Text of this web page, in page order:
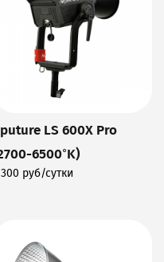
LS 600X Pro
6500°K)
руб/сутки